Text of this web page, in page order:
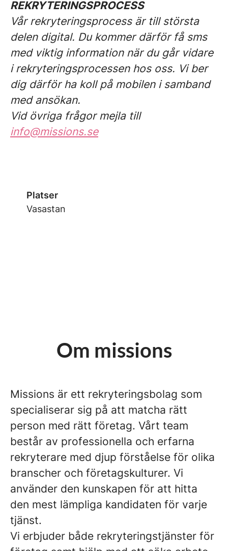
REKRYTERINGSPROCESS
Vår rekryteringsprocess är till största
delen digital. Du kommer därför få sms
med viktig information när du går vidare
i rekryteringsprocessen hos oss. Vi ber
dig därför ha koll på mobilen i samband
med ansökan.
Vid övriga frågor mejla till
info@missions.se
Platser
Vasastan
Om missions
Missions är ett rekryteringsbolag som
specialiserar sig på att matcha rätt
person med rätt företag. Vårt team
består av professionella och erfarna
rekryterare med djup förståelse för olika
branscher och företagskulturer. Vi
använder den kunskapen för att hitta
den mest lämpliga kandidaten för varje
tjänst.
Vi erbjuder både rekryteringstjänster för